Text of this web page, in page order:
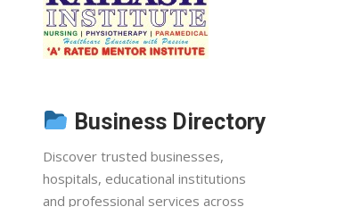
Business Directory
Discover trusted businesses,
hospitals, educational institutions
and professional services across